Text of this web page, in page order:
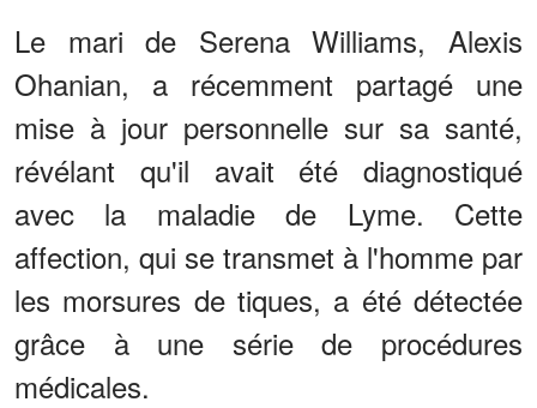
Le mari de Serena Williams, Alexis
Ohanian, a récemment partagé une
mise à jour personnelle sur sa santé,
révélant qu'il avait été diagnostiqué
avec la maladie de Lyme. Cette
affection, qui se transmet à l'homme par
les morsures de tiques, a été détectée
grâce à une série de procédures
médicales.